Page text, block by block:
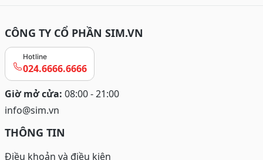
CÔNG TY CỔ PHẦN SIM.VN
Hotline
024.6666.6666
Giờ mở cửa: 08:00 - 21:00
info@sim.vn
THÔNG TIN
Điều khoản và điều kiện